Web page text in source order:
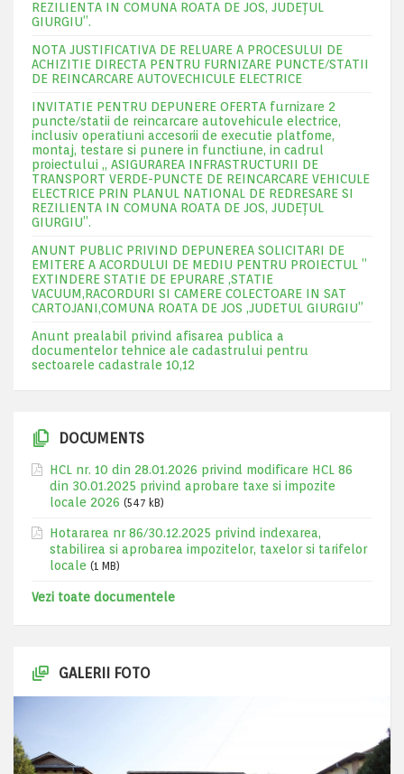
REZILIENTA IN COMUNA ROATA DE JOS, JUDEŢUL
GIURGIU”.
NOTA JUSTIFICATIVA DE RELUARE A PROCESULUI DE
ACHIZITIE DIRECTA PENTRU FURNIZARE PUNCTE/STATII
DE REINCARCARE AUTOVECHICULE ELECTRICE
INVITATIE PENTRU DEPUNERE OFERTA furnizare 2
puncte/statii de reincarcare autovehicule electrice,
inclusiv operatiuni accesorii de executie platfome,
montaj, testare si punere in functiune, in cadrul
proiectului „ ASIGURAREA INFRASTRUCTURII DE
TRANSPORT VERDE-PUNCTE DE REINCARCARE VEHICULE
ELECTRICE PRIN PLANUL NATIONAL DE REDRESARE SI
REZILIENTA IN COMUNA ROATA DE JOS, JUDEŢUL
GIURGIU”.
ANUNT PUBLIC PRIVIND DEPUNEREA SOLICITARI DE
EMITERE A ACORDULUI DE MEDIU PENTRU PROIECTUL ”
EXTINDERE STATIE DE EPURARE ,STATIE
VACUUM,RACORDURI SI CAMERE COLECTOARE IN SAT
CARTOJANI,COMUNA ROATA DE JOS ,JUDETUL GIURGIU”
Anunt prealabil privind afisarea publica a
documentelor tehnice ale cadastrului pentru
sectoarele cadastrale 10,12
DOCUMENTS
HCL nr. 10 din 28.01.2026 privind modificare HCL 86
din 30.01.2025 privind aprobare taxe si impozite
locale 2026 (547 kB)
Hotararea nr 86/30.12.2025 privind indexarea,
stabilirea si aprobarea impozitelor, taxelor si tarifelor
locale (1 MB)
Vezi toate documentele
GALERII FOTO